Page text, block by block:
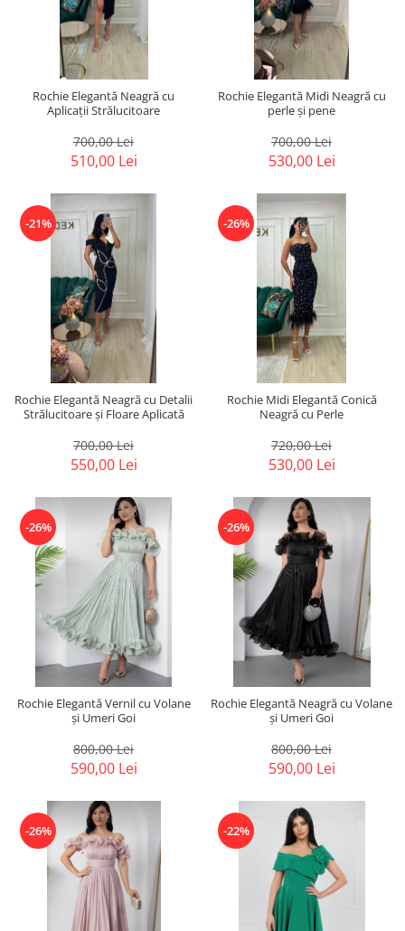
Rochie Elegantă Neagră cu
Aplicații Strălucitoare
700,00 Lei
510,00 Lei
Rochie Elegantă Midi Neagră cu
perle și pene
700,00 Lei
530,00 Lei
-21%
Rochie Elegantă Neagră cu Detalii
Strălucitoare și Floare Aplicată
700,00 Lei
550,00 Lei
-26%
Rochie Midi Elegantă Conică
Neagră cu Perle
720,00 Lei
530,00 Lei
-26%
Rochie Elegantă Vernil cu Volane
și Umeri Goi
800,00 Lei
590,00 Lei
-26%
Rochie Elegantă Neagră cu Volane
și Umeri Goi
800,00 Lei
590,00 Lei
-26% -22%